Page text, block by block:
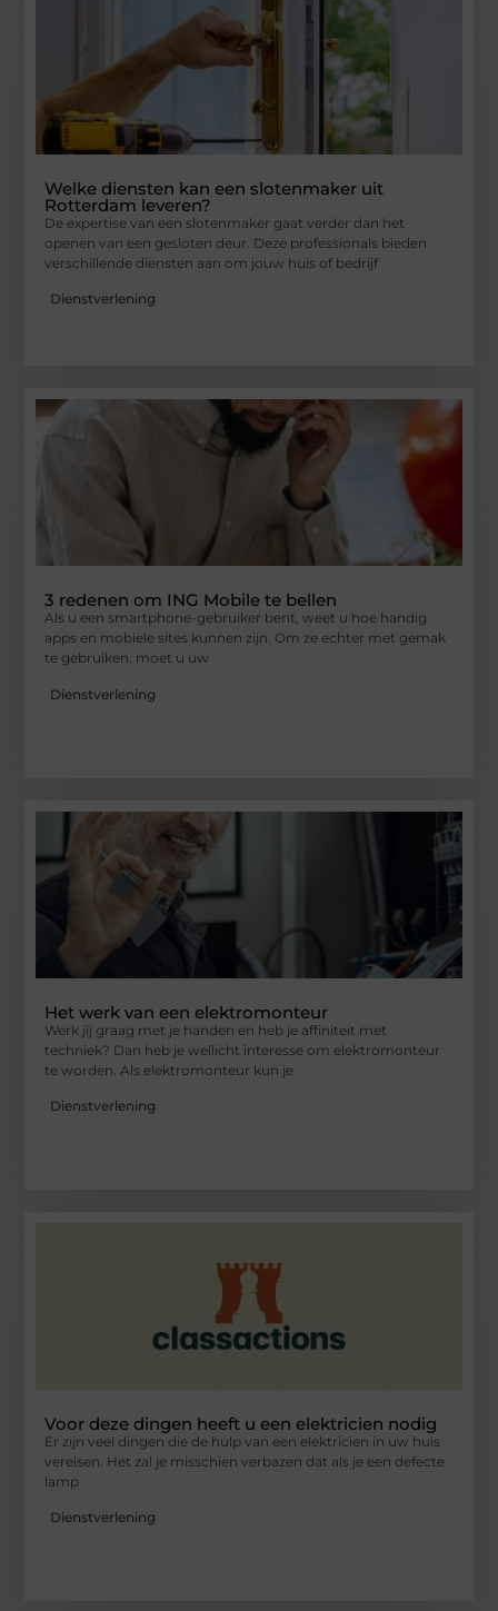
Welke diensten kan een slotenmaker uit
Rotterdam leveren?
De expertise van een slotenmaker gaat verder dan het
openen van een gesloten deur. Deze professionals bieden
verschillende diensten aan om jouw huis of bedrijf
Dienstverlening
3 redenen om ING Mobile te bellen
Als u een smartphone-gebruiker bent, weet u hoe handig
apps en mobiele sites kunnen zijn. Om ze echter met gemak
te gebruiken, moet u uw
Dienstverlening
Het werk van een elektromonteur
Werk jij graag met je handen en heb je affiniteit met
techniek? Dan heb je wellicht interesse om elektromonteur
te worden. Als elektromonteur kun je
Dienstverlening
Voor deze dingen heeft u een elektricien nodig
Er zijn veel dingen die de hulp van een elektricien in uw huis
vereisen. Het zal je misschien verbazen dat als je een defecte
lamp
Dienstverlening